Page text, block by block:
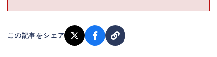
この記事をシェア